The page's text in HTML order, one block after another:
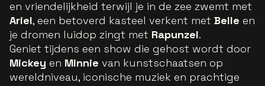
en vriendelijkheid terwijl je in de zee zwemt met
Ariel, een betoverd kasteel verkent met Belle en
je dromen luidop zingt met Rapunzel.
Geniet tijdens een show die gehost wordt door
Mickey en Minnie van kunstschaatsen op
wereldniveau, iconische muziek en prachtige